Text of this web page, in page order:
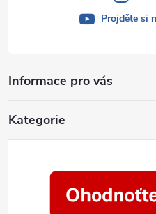
Informace pro vás
Kategorie
Projděte si